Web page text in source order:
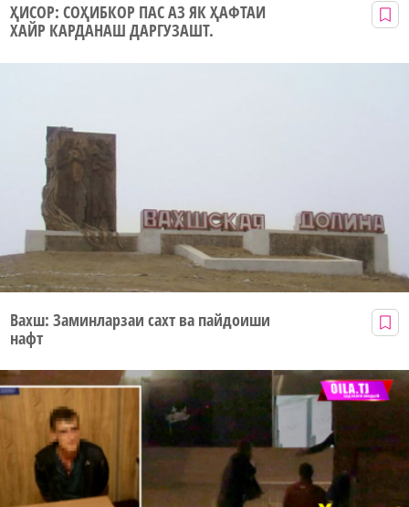
ҲИСОР: СОҲИБКОР ПАС АЗ ЯК ҲАФТАИ
ХАЙР КАРДАНАШ ДАРГУЗАШТ.
Вахш: Заминларзаи сахт ва пайдоиши
нафт